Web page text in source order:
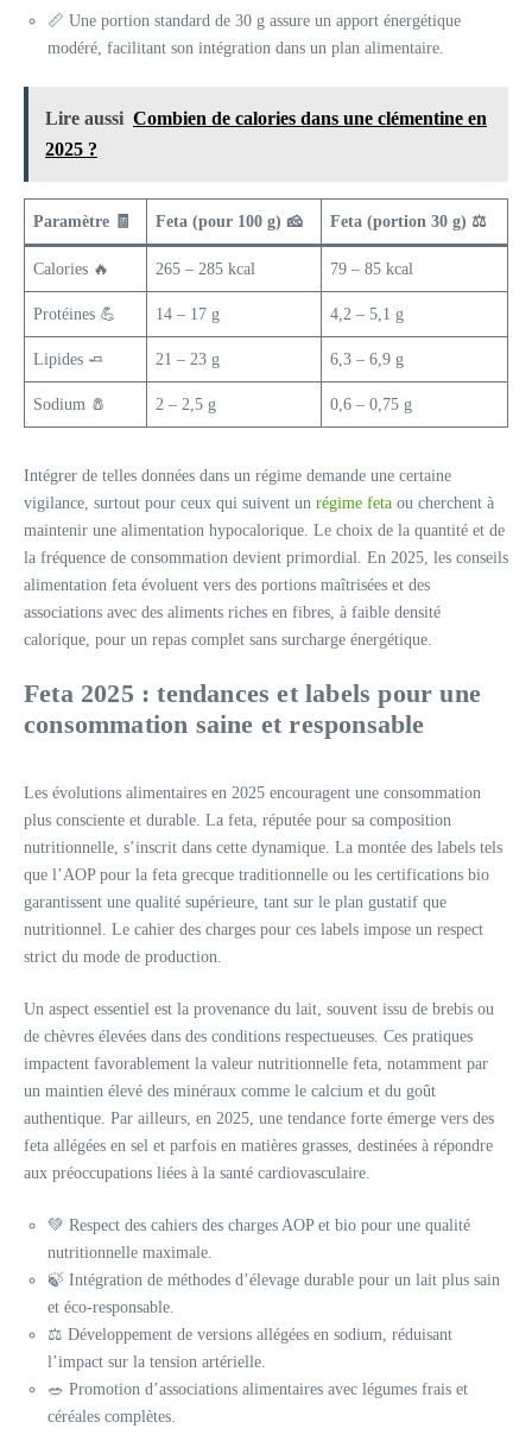
📏 Une portion standard de 30 g assure un apport énergétique
modéré, facilitant son intégration dans un plan alimentaire.
Lire aussi Combien de calories dans une clémentine en
2025 ?
Paramètre 🧾 Feta (pour 100 g) 🧀 Feta (portion 30 g) ⚖️
Calories 🔥 265 – 285 kcal 79 – 85 kcal
Protéines 💪 14 – 17 g 4,2 – 5,1 g
Lipides 🧈 21 – 23 g 6,3 – 6,9 g
Sodium 🧂 2 – 2,5 g 0,6 – 0,75 g
Intégrer de telles données dans un régime demande une certaine
vigilance, surtout pour ceux qui suivent un régime feta ou cherchent à
maintenir une alimentation hypocalorique. Le choix de la quantité et de
la fréquence de consommation devient primordial. En 2025, les conseils
alimentation feta évoluent vers des portions maîtrisées et des
associations avec des aliments riches en fibres, à faible densité
calorique, pour un repas complet sans surcharge énergétique.
Feta 2025 : tendances et labels pour une
consommation saine et responsable
Les évolutions alimentaires en 2025 encouragent une consommation
plus consciente et durable. La feta, réputée pour sa composition
nutritionnelle, s’inscrit dans cette dynamique. La montée des labels tels
que l’AOP pour la feta grecque traditionnelle ou les certifications bio
garantissent une qualité supérieure, tant sur le plan gustatif que
nutritionnel. Le cahier des charges pour ces labels impose un respect
strict du mode de production.
Un aspect essentiel est la provenance du lait, souvent issu de brebis ou
de chèvres élevées dans des conditions respectueuses. Ces pratiques
impactent favorablement la valeur nutritionnelle feta, notamment par
un maintien élevé des minéraux comme le calcium et du goût
authentique. Par ailleurs, en 2025, une tendance forte émerge vers des
feta allégées en sel et parfois en matières grasses, destinées à répondre
aux préoccupations liées à la santé cardiovasculaire.
💚 Respect des cahiers des charges AOP et bio pour une qualité
nutritionnelle maximale.
🍃 Intégration de méthodes d’élevage durable pour un lait plus sain
et éco-responsable.
⚖️ Développement de versions allégées en sodium, réduisant
l’impact sur la tension artérielle.
🥗 Promotion d’associations alimentaires avec légumes frais et
céréales complètes.